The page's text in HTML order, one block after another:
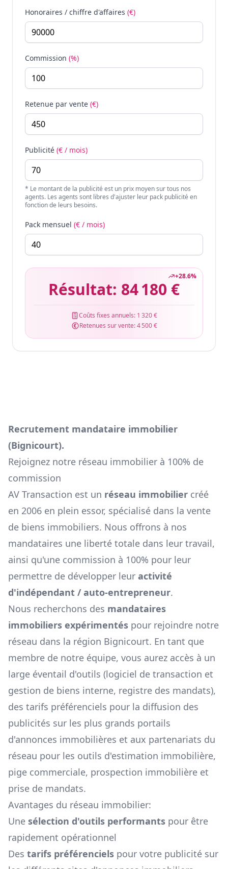
Honoraires / chiffre d'affaires (€)
Commission (%)
Retenue par vente (€)
Publicité (€ / mois)
* Le montant de la publicité est un prix moyen sur tous nos
agents. Les agents sont libres d'ajuster leur pack publicité en
fonction de leurs besoins.
Pack mensuel (€ / mois)
+28.6%
Résultat: 84 180 €
Coûts fixes annuels: 1 320 €
Retenues sur vente:4 500 €
Recrutement mandataire immobilier
(Bignicourt).
Rejoignez notre réseau immobilier à 100% de
commission
AV Transaction est un réseau immobilier créé
en 2006 en plein essor, spécialisé dans la vente
de biens immobiliers. Nous offrons à nos
mandataires une liberté totale dans leur travail,
ainsi qu'une commission à 100% pour leur
permettre de développer leur activité
d'indépendant / auto-entrepreneur.
Nous recherchons des mandataires
immobiliers expérimentés pour rejoindre notre
réseau dans la région Bignicourt. En tant que
membre de notre équipe, vous aurez accès à un
large éventail d'outils (logiciel de transaction et
gestion de biens interne, registre des mandats),
des tarifs préférenciels pour la diffusion des
publicités sur les plus grands portails
d'annonces immobilières et aux partenariats du
réseau pour les outils d'estimation immobilière,
pige commerciale, prospection immobilière et
prise de mandats.
Avantages du réseau immobilier:
Une sélection d'outils performants pour être
rapidement opérationnel
Des tarifs préférenciels pour votre publicité sur